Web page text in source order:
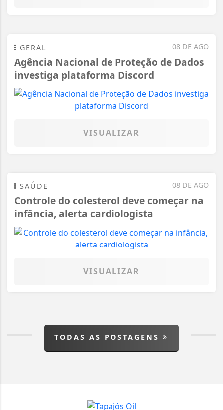
08 DE AGO
GERAL
Agência Nacional de Proteção de Dados
investiga plataforma Discord
VISUALIZAR
08 DE AGO
SAÚDE
Controle do colesterol deve começar na
infância, alerta cardiologista
VISUALIZAR
TODAS AS POSTAGENS